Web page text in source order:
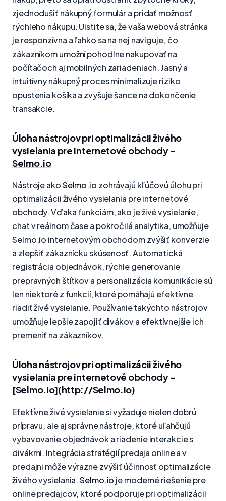
zjednodušiť nákupný formulár a pridať možnosť
rýchleho nákupu. Uistite sa, že vaša webová stránka
je responzívna a ľahko sa na nej naviguje, čo
zákazníkom umožní pohodlne nakupovať na
počítačoch aj mobilných zariadeniach. Jasný a
intuitívny nákupný proces minimalizuje riziko
opustenia košíka a zvyšuje šance na dokončenie
transakcie.
Úloha nástrojov pri optimalizácii živého
vysielania pre internetové obchody -
Selmo.io
Nástroje akoSelmo.io zohrávajú kľúčovú úlohu pri
optimalizácii živého vysielania pre internetové
obchody. Vďaka funkciám, ako je živé vysielanie,
chat v reálnom čase a pokročilá analytika, umožňuje
Selmo.io internetovým obchodom zvýšiť konverzie
a zlepšiť zákaznícku skúsenosť. Automatická
registrácia objednávok, rýchle generovanie
prepravných štítkov a personalizácia komunikácie sú
len niektoré z funkcií, ktoré pomáhajú efektívne
riadiť živé vysielanie. Používanie takýchto nástrojov
umožňuje lepšie zapojiť divákov a efektívnejšie ich
premeniť na zákazníkov.
Úloha nástrojov pri optimalizácii živého
vysielania pre internetové obchody -
[Selmo.io](http://Selmo.io)
Efektívne živé vysielanie si vyžaduje nielen dobrú
prípravu, ale aj správne nástroje, ktoré uľahčujú
vybavovanie objednávok a riadenie interakcie s
divákmi. Integrácia stratégií predaja online a v
predajni môže výrazne zvýšiť účinnosť optimalizácie
živého vysielania.Selmo.io je moderné riešenie pre
online predajcov, ktoré podporuje pri optimalizácii